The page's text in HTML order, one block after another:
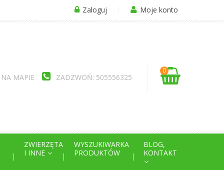
Zaloguj Moje konto
MAPIE ZADZWOŃ: 505556325
0
ZWIERZĘTA
I INNE
WYSZUKIWARKA
PRODUKTÓW
BLOG,
KONTAKT